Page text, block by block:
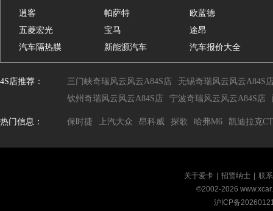
逍客 帕萨特
欧蓝德
五菱宏光
宝马
途昂
汽车隔热膜
新能源汽车 汽车报价大全
4S店推荐： 三门峡奇瑞风云风云A84S店
无锡奇瑞风云风云A84S
钦州奇瑞风云风云A84S店
宁波奇瑞风云风云A84S店
热门信息： 保时捷 上汽大众 昂科威 探歌 哈弗M6 凯迪拉克
关于爱卡 招贤纳士
联
©2002-2026
沪ICP备